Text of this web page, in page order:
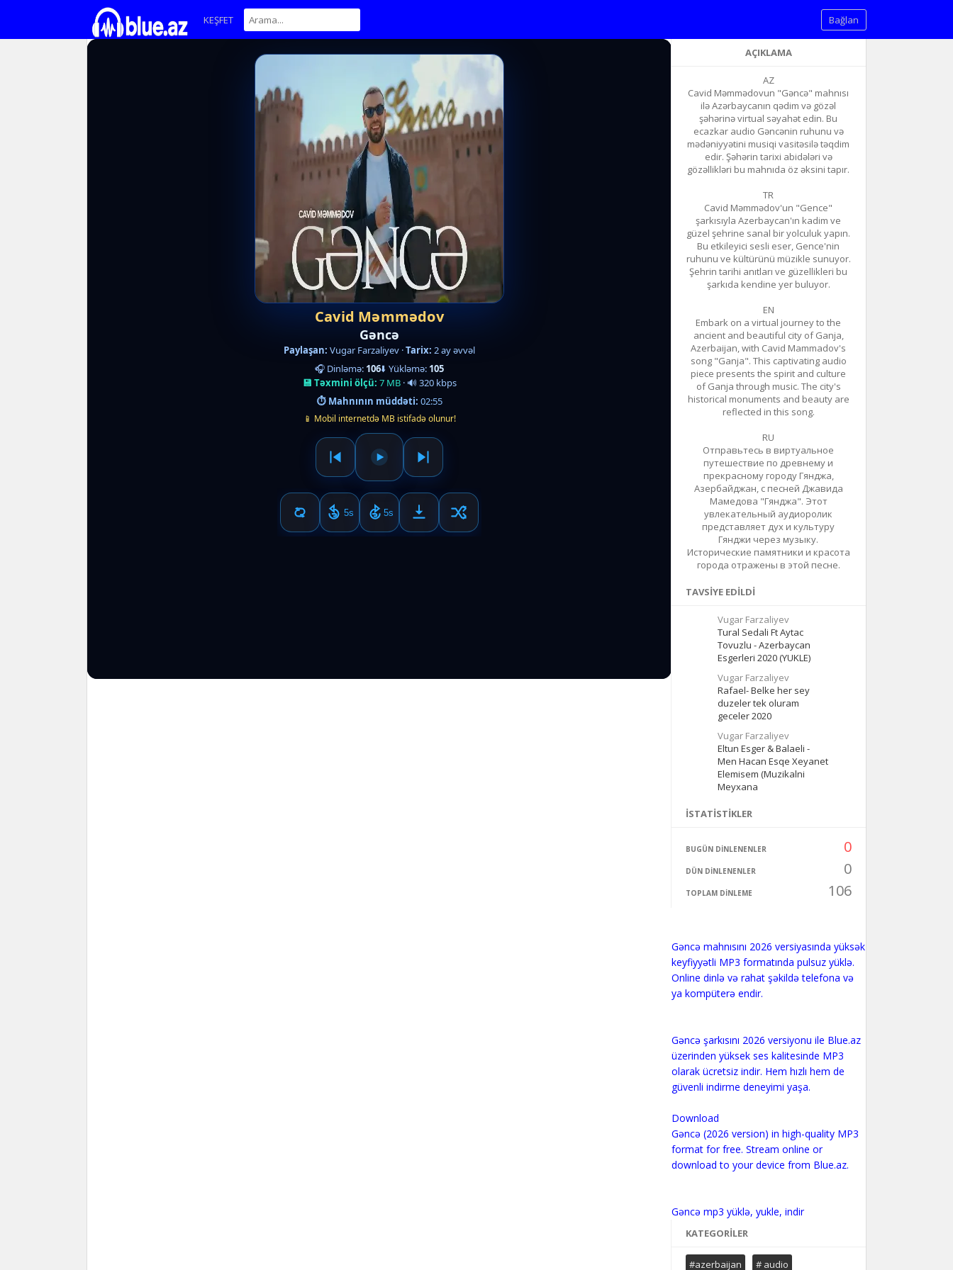
KEŞFET Bağlan
AÇIKLAMA
AZ
Cavid Məmmədovun "Gəncə" mahnısı
ilə Azərbaycanın qədim və gözəl
şəhərinə virtual səyahət edin. Bu
ecazkar audio Gəncənin ruhunu və
mədəniyyətini musiqi vasitəsilə təqdim
edir. Şəhərin tarixi abidələri və
gözəllikləri bu mahnıda öz əksini tapır.
TR
Cavid Məmmədov'un "Gence"
şarkısıyla Azerbaycan'ın kadim ve
güzel şehrine sanal bir yolculuk yapın.
Bu etkileyici sesli eser, Gence'nin
ruhunu ve kültürünü müzikle sunuyor.
Şehrin tarihi anıtları ve güzellikleri bu
şarkıda kendine yer buluyor.
EN
Embark on a virtual journey to the
ancient and beautiful city of Ganja,
Azerbaijan, with Cavid Mammadov's
song "Ganja". This captivating audio
piece presents the spirit and culture
of Ganja through music. The city's
historical monuments and beauty are
reflected in this song.
RU
Отправьтесь в виртуальное
путешествие по древнему и
прекрасному городу Гянджа,
Азербайджан, с песней Джавида
Мамедова "Гянджа". Этот
увлекательный аудиоролик
представляет дух и культуру
Гянджи через музыку.
Исторические памятники и красота
города отражены в этой песне.
TAVSIYE EDILDI
Vugar Farzaliyev
Tural Sedali Ft Aytac
Tovuzlu - Azerbaycan
Esgerleri 2020 (YUKLE)
Vugar Farzaliyev
Rafael- Belke her sey
duzeler tek oluram
geceler 2020
Vugar Farzaliyev
Eltun Esger & Balaeli -
Men Hacan Esqe Xeyanet
Elemisem (Muzikalni
Meyxana
İSTATISTIKLER
BUGÜN DINLENENLER 0
DÜN DINLENENLER 0
TOPLAM DINLEME 106
Gəncə mahnısını 2026 versiyasında yüksək
keyfiyyətli MP3 formatında pulsuz yüklə.
Online dinlə və rahat şəkildə telefona və
ya kompüterə endir.
Gəncə şarkısını 2026 versiyonu ile Blue.az
üzerinden yüksek ses kalitesinde MP3
olarak ücretsiz indir. Hem hızlı hem de
güvenli indirme deneyimi yaşa.
Download
Gəncə (2026 version) in high-quality MP3
format for free. Stream online or
download to your device from Blue.az.
Gəncə mp3 yüklə, yukle, indir
KATEGORILER
#azerbaijan # audio